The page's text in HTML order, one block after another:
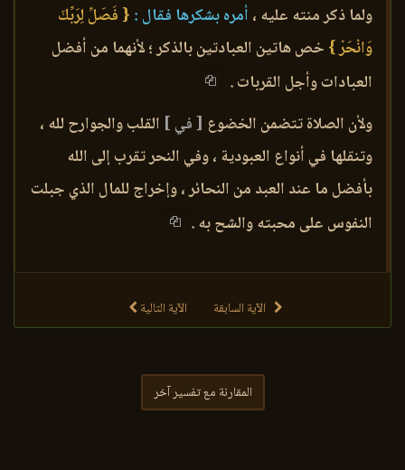
ولما ذكر منته عليه ، أمره بشكرها فقال : { فَصَلِّ لِرَبِّكَ
وَانْحَرْ } خص هاتين العبادتين بالذكر ؛ لأنهما من أفضل
العبادات وأجل القربات .
ولأن الصلاة تتضمن الخضوع [ في ] القلب والجوارح لله ،
وتنقلها في أنواع العبودية ، وفي النحر تقرب إلى الله
بأفضل ما عند العبد من النحائر ، وإخراج للمال الذي جبلت
النفوس على محبته والشح به .
الآية السابقة الآية التالية
المقارنة مع تفسير آخر